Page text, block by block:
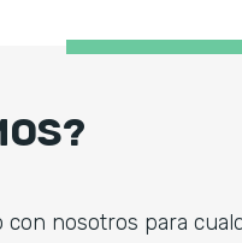
con nosotros para